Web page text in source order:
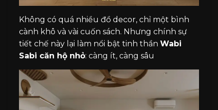
Không có quá nhiều đồ decor, chỉ một bình
cành khô và vài cuốn sách. Nhưng chính sự
tiết chế này lại làm nổi bật tinh thần Wabi
Sabi căn hộ nhỏ: càng ít, càng sâu